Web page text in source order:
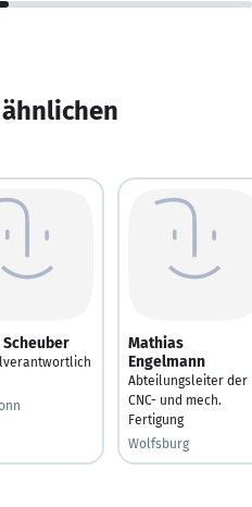
Scheuber
Mathias
Engelmann
Abteilungsleiter der
CNC- und mech.
Fertigung
Wolfsburg